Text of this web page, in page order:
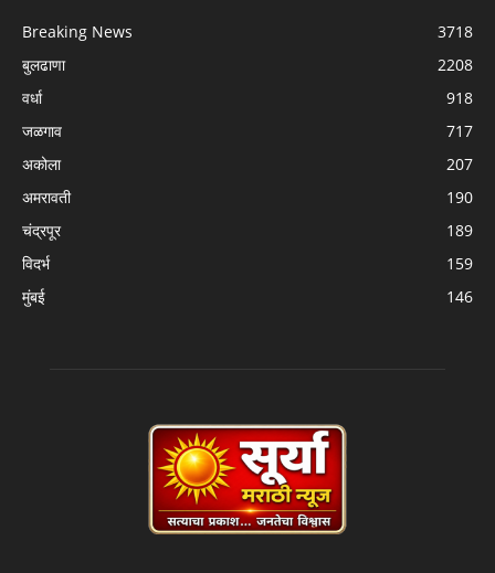
Breaking News
3718
बुलढाणा
2208
वर्धा
918
जळगाव
717
अकोला
207
अमरावती
190
चंद्रपूर
189
विदर्भ
159
मुंबई
146